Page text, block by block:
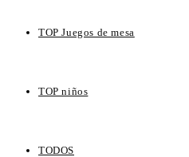
TOP Juegos de mesa
TOP niños
TODOS